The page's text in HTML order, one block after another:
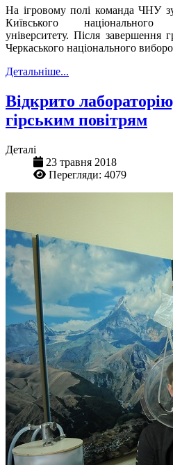
На ігровому полі команда ЧНУ
Київського національного
університету. Після завершення
Черкаського національного
Детальніше...
Відкрито
гірським повітрям
Деталі
23 травня 2018
Перегляди: 4079